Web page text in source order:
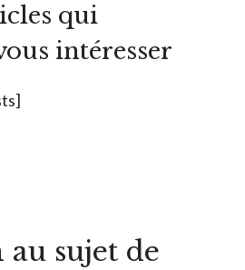
qui
intéresser
sujet de